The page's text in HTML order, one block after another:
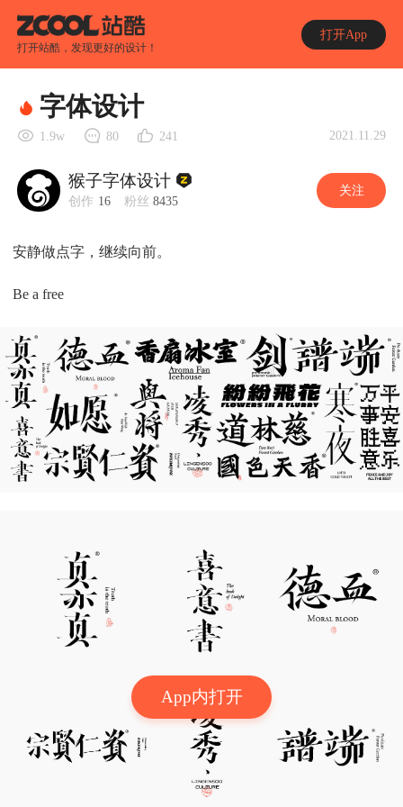
打开站酷，发现更好的设计！
打开App
App内打开
字体设计
1.9w 80 241 2021.11.29
猴子字体设计
创作 16 粉丝 8435
关注
安静做点字，继续向前。
Be a free